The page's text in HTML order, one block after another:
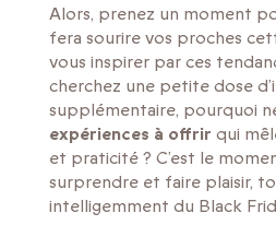
Alors, prenez un moment
fera sourire vos proches
vous inspirer par ces
cherchez une petite dose
supplémentaire, pourquoi
expériences à offrir qui
et praticité ? C’est le
surprendre et faire plaisir,
intelligemment du Black